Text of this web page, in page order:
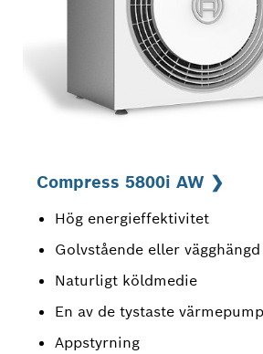
Compress 5800i AW ❯
Hög energieffektivitet
Golvstående eller
Naturligt köldmedie
En av de tystaste
Appstyrning